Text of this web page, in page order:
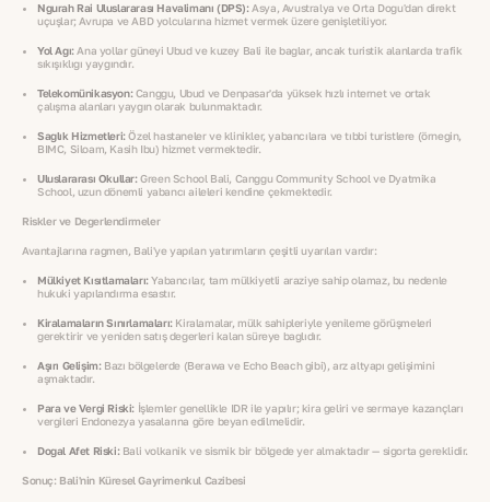
Ngurah Rai Uluslararası Havalimanı (DPS):Asya, Avustralya ve Orta Doğu'dan direkt
uçuşlar; Avrupa ve ABD yolcularına hizmet vermek üzere genişletiliyor.
Yol Ağı:Ana yollar güneyi Ubud ve kuzey Bali ile bağlar, ancak turistik alanlarda trafik
sıkışıklığı yaygındır.
Telekomünikasyon:Canggu, Ubud ve Denpasar'da yüksek hızlı internet ve ortak
çalışma alanları yaygın olarak bulunmaktadır.
Sağlık Hizmetleri:Özel hastaneler ve klinikler, yabancılara ve tıbbi turistlere (örneğin,
BIMC, Siloam, Kasih Ibu) hizmet vermektedir.
Uluslararası Okullar:Green School Bali, Canggu Community School ve Dyatmika
School, uzun dönemli yabancı aileleri kendine çekmektedir.
Riskler ve Değerlendirmeler
Avantajlarına rağmen, Bali'ye yapılan yatırımların çeşitli uyarıları vardır:
Mülkiyet Kısıtlamaları:Yabancılar, tam mülkiyetli araziye sahip olamaz, bu nedenle
hukuki yapılandırma esastır.
Kiralamaların Sınırlamaları:Kiralamalar, mülk sahipleriyle yenileme görüşmeleri
gerektirir ve yeniden satış değerleri kalan süreye bağlıdır.
Aşırı Gelişim:Bazı bölgelerde (Berawa ve Echo Beach gibi), arz altyapı gelişimini
aşmaktadır.
Para ve Vergi Riski: İşlemler genellikle IDR ile yapılır; kira geliri ve sermaye kazançları
vergileri Endonezya yasalarına göre beyan edilmelidir.
Doğal Afet Riski:Bali volkanik ve sismik bir bölgede yer almaktadır — sigorta gereklidir.
Sonuç: Bali'nin Küresel Gayrimenkul Cazibesi